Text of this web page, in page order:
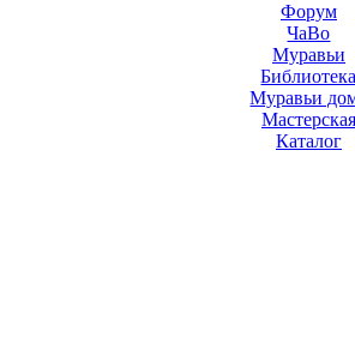
Форум
ЧаВо
Муравьи
Муравьи
Мастерская
Каталог